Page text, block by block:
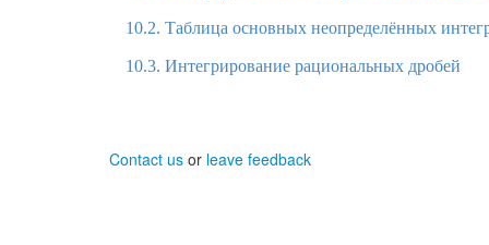
10.2. Таблица основных неопределённых
10.3. Интегрирование рациональных дробей
Contact us or leave feedback